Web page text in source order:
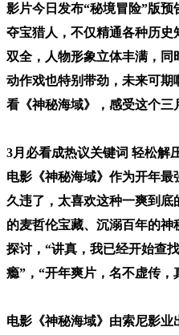
影片今日发布“秘境冒险”版
夺宝猎人，不仅精通各种历
双全，人物形象立体丰满，同
动作戏也特别带劲，未来可期
看《神秘海域》，感受这个三
3月必看成热议关键词 轻松解
电影《神秘海域》作为开年
久违了，太喜欢这种一爽到底
的麦哲伦宝藏、沉溺百年的
探讨，“讲真，我已经开始查
瘾”，“开年爽片，名不虚传，
电影《神秘海域》由索尼影业